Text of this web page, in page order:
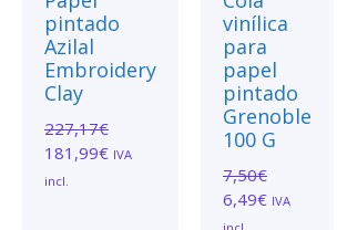
pintado
Azilal
Embroidery
Clay
227,17€
181,99€ IVA
incl.
vinílica
para
papel
pintado
Grenoble
100 G
7,50€
6,49€ IVA